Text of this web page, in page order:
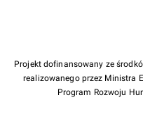
Projekt dofinansowany ze
realizowanego przez Ministra
Program Rozwoju